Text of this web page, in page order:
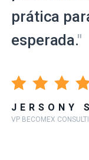
prática
esperada."
JERSONY
VP BECOMEX